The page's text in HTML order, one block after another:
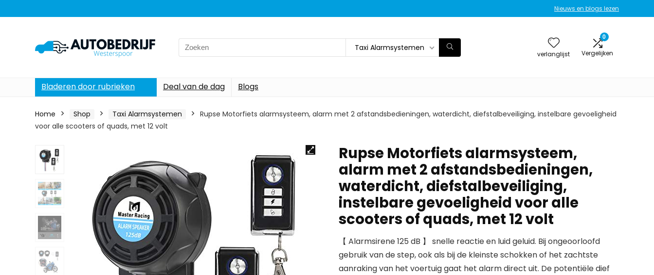
Nieuws en blogs lezen
Search
for:
Taxi Alarmsystemen
verlanglijst
0
Vergelijken
Bladeren door rubrieken Deal van de dag Blogs
Home Shop Taxi Alarmsystemen
Rupse Motorfiets alarmsysteem, alarm met 2 afstandsbedieningen, waterdicht, diefstalbeveiliging, instelbare gevoeligheid
voor alle scooters of quads, met 12 volt
Rupse Motorfiets alarmsysteem,
alarm met 2 afstandsbedieningen,
waterdicht, diefstalbeveiliging,
instelbare gevoeligheid voor alle
scooters of quads, met 12 volt
【 Alarmsirene 125 dB 】 snelle reactie en luid geluid. Bij ongeoorloofd
gebruik van de step, ook als bij de kleinste schokken of het zachtste
aanraking van het voertuig gaat het alarm direct uit. De potentiële dief